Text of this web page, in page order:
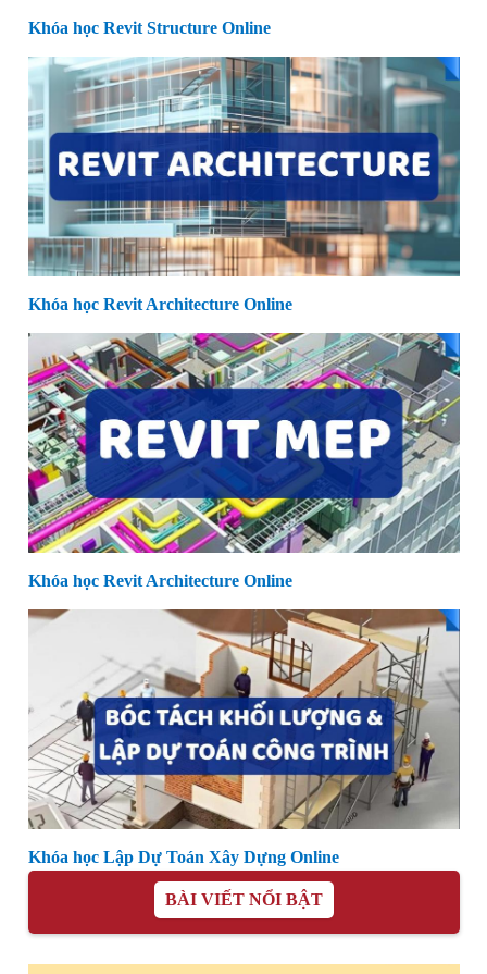
Khóa học Revit Structure Online
Khóa học Revit Architecture Online
Khóa học Revit Architecture Online
Khóa học Lập Dự Toán Xây Dựng Online
BÀI VIẾT NỔI BẬT